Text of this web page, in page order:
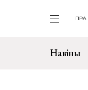
ПРА
Навіны